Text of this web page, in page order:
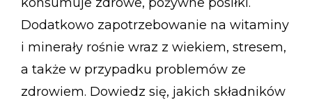
Dodatkowo zapotrzebowanie na witaminy
i minerały rośnie wraz z wiekiem, stresem,
a także w przypadku problemów ze
zdrowiem. Dowiedz się, jakich składników